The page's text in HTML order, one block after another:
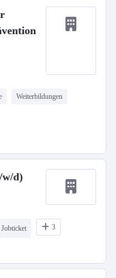
Weiterbildungen
w/d)
Jobticket 3